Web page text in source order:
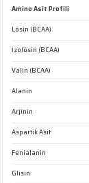
Amino Asit Profili
Lösin (BCAA)
İzolösin (BCAA)
Valin (BCAA)
Alanin
Arjinin
Aspartik Asit
Fenialanin
Glisin